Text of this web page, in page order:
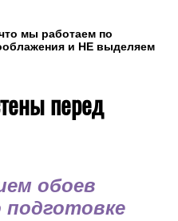
мы работаем по
и НЕ выделяем
перед
обоев
подготовке